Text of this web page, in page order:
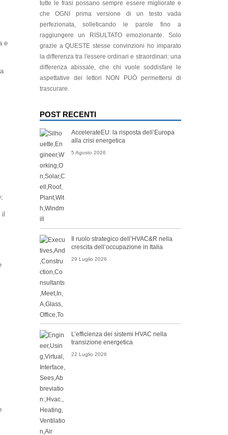
e
tutte le frasi possano sempre essere migliorate e
che OGNI prima versione di un testo vada
perfezionata, solleticando le parole fino a
raggiungere un RISULTATO emozionante. Solo
grazie a QUESTE stesse convinzioni ho imparato
la differenza tra l'essere ordinari e straordinari: una
differenza abissale, che chi vuole soddisfare le
aspettative dei lettori NON PUÒ permettersi di
trascurare.
POST RECENTI
AccelerateEU: la risposta dell’Europa
alla crisi energetica
5 Agosto 2026
Il ruolo strategico dell’HVAC&R nella
crescita dell’occupazione in Italia
29 Luglio 2026
L’efficienza dei sistemi HVAC nella
transizione energetica
22 Luglio 2026